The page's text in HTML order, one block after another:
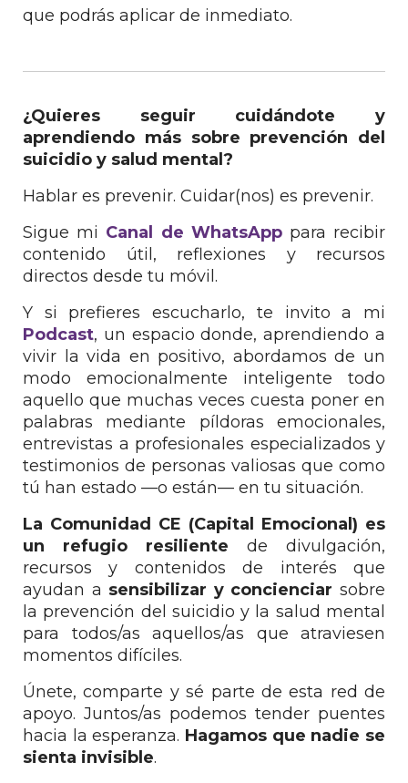
que podrás aplicar de inmediato.
¿Quieres seguir cuidándote y
aprendiendo más sobre prevención del
suicidio y salud mental?
Hablar es prevenir. Cuidar(nos) es prevenir.
Sigue mi Canal de WhatsApppara recibir
contenido útil, reflexiones y recursos
directos desde tu móvil.
Y si prefieres escucharlo, te invito a mi
Podcast, un espacio donde, aprendiendo a
vivir la vida en positivo, abordamos de un
modo emocionalmente inteligente todo
aquello que muchas veces cuesta poner en
palabras mediante píldoras emocionales,
entrevistas a profesionales especializados y
testimonios de personas valiosas que como
tú han estado —o están— en tu situación.
La Comunidad CE (Capital Emocional) es
un refugio resiliente de divulgación,
recursos y contenidos de interés que
ayudan a sensibilizar y concienciar sobre
la prevención del suicidio y la salud mental
para todos/as aquellos/as que atraviesen
momentos difíciles.
Únete, comparte y sé parte de esta red de
apoyo. Juntos/as podemos tender puentes
hacia la esperanza. Hagamos que nadie se
sienta invisible.